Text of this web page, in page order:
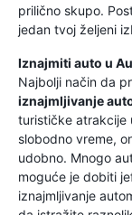
prilično skupo.
jedan tvoj željeni
Iznajmiti auto u
Najbolji način da
iznajmljivanje
turističke atrakcije
slobodno vreme,
udobno. Mnogo
moguće je dobiti
iznajmljivanje